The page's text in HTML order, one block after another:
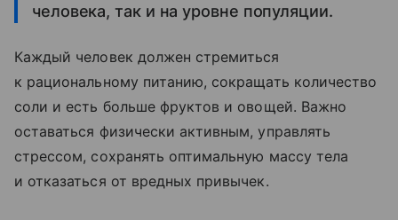
человека, так и на уровне популяции.
Каждый человек должен стремиться
к рациональному питанию, сокращать количество
соли и есть больше фруктов и овощей. Важно
оставаться физически активным, управлять
стрессом, сохранять оптимальную массу тела
и отказаться от вредных привычек.